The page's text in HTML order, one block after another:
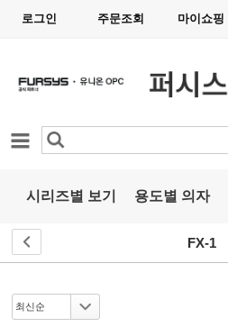
로그인 주문조회 마이쇼핑
카테고리
시리즈별 보기 용도별 의자
FX-1